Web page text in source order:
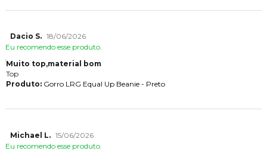
Dacio S. 18/06/2026
Eu recomendo esse produto.
Muito top,material bom
Top
Produto:Gorro LRG Equal Up Beanie - Preto
Michael L. 15/06/2026
Eu recomendo esse produto.